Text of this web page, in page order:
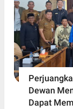
Dewan
Dapat